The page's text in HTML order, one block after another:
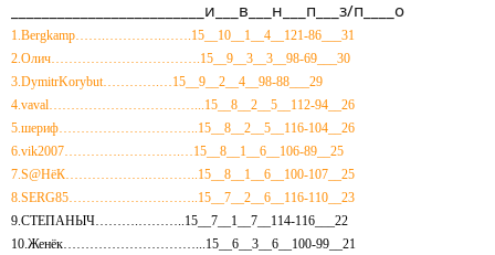
_________________________и___в___н___п___з/п____о
1.Bergkamp…….………….…….15__10__1__4__121-86___31
2.Олич…………………………….15__9__3__3__98-69___30
3.DymitrKorybut………….…15__9__2__4__98-88___29
4.vaval……………………………...15__8__2__5__112-94__26
5.шериф…………………………..15__8__2__5__116-104__26
6.vik2007………….……….….…15__8__1__6__106-89__25
7.S@HёК……………….….……..15__8__1__6__100-107__25
8.SERG85………………….……..15__7__2__6__116-110__23
9.СТЕПАНЫЧ……….………..15__7__1__7__114-116___22
10.Женёк…………………………...15__6__3__6__100-99__21